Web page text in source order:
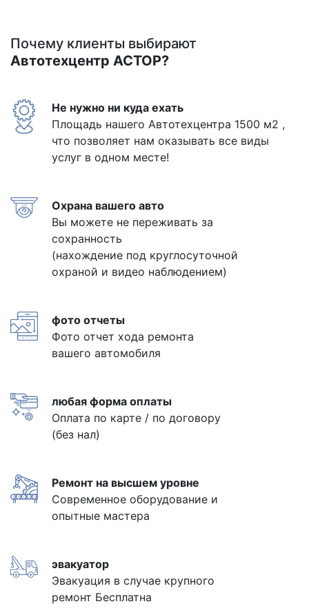
Почему клиенты выбирают
Автотехцентр АСТОР?
Не нужно ни куда ехать
Площадь нашего Автотехцентра 1500 м2 ,
что позволяет нам оказывать все виды
услуг в одном месте!
Охрана вашего авто
Вы можете не переживать за
сохранность
(нахождение под круглосуточной
охраной и видео наблюдением)
фото отчеты
Фото отчет хода ремонта
вашего автомобиля
любая форма оплаты
Оплата по карте / по договору
(без нал)
Ремонт на высшем уровне
Современное оборудование и
опытные мастера
эвакуатор
Эвакуация в случае крупного
ремонт Бесплатна